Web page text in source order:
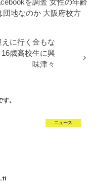
を調査 女性の年齢
団地なのか 大阪府枚方
に行く金もな
歳高校生に興
味津々
。
ニュース